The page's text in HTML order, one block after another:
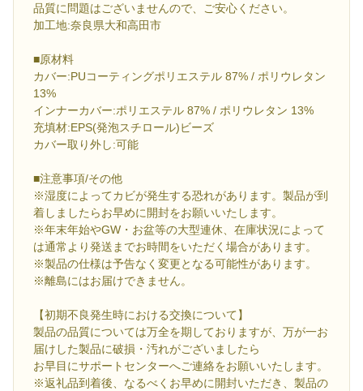
品質に問題はございませんので、ご安心ください。
加工地:奈良県大和高田市
■原材料
カバー:PUコーティングポリエステル 87% / ポリウレタン
13%
インナーカバー:ポリエステル 87% / ポリウレタン 13%
充填材:EPS(発泡スチロール)ビーズ
カバー取り外し:可能
■注意事項/その他
※湿度によってカビが発生する恐れがあります。製品が到
着しましたらお早めに開封をお願いいたします。
※年末年始やGW・お盆等の大型連休、在庫状況によって
は通常より発送までお時間をいただく場合があります。
※製品の仕様は予告なく変更となる可能性があります。
※離島にはお届けできません。
【初期不良発生時における交換について】
製品の品質については万全を期しておりますが、万が一お
届けした製品に破損・汚れがございましたら
お早目にサポートセンターへご連絡をお願いいたします。
※返礼品到着後、なるべくお早めに開封いただき、製品の